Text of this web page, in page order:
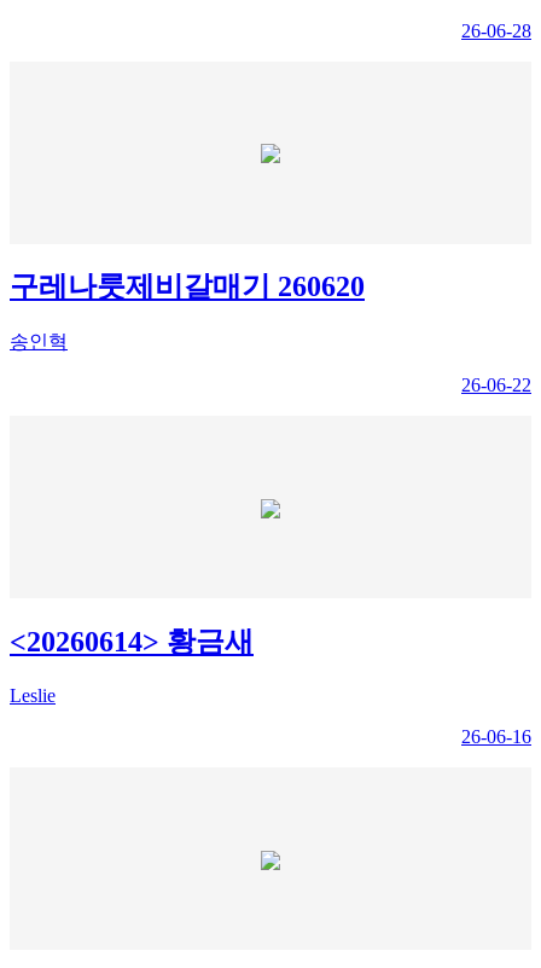
26-06-28
구레나룻제비갈매기 260620
송인혁
26-06-22
<20260614> 황금새
Leslie
26-06-16